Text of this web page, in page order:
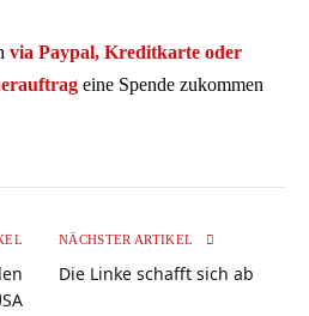
via Paypal, Kreditkarte oder
eine Spende zukommen
NÄCHSTER ARTIKEL
Die Linke schafft sich ab